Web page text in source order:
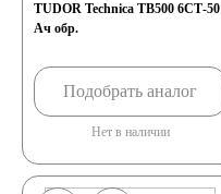
TUDOR Technica TB500 6СТ-50
Ач обр.
Подобрать аналог
Нет в наличии